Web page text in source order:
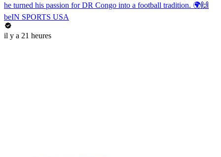
he turned his passion for DR Congo into a football tradition. 🌍🙌
beIN SPORTS USA
il y a 21 heures